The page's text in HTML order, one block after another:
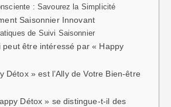
: Savourez la Simplicité
Saisonnier Innovant
de Suivi Saisonnier
peut être intéressé par « Happy
Détox » est l’Ally de Votre Bien-être
Détox » se distingue-t-il des